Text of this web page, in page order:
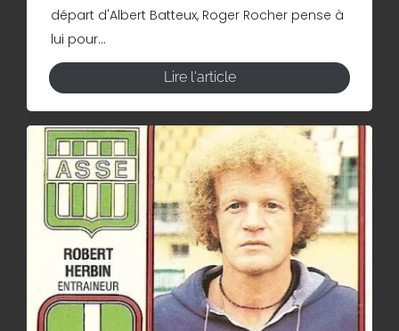
départ d'Albert Batteux, Roger Rocher pense à
lui pour...
Lire l'article